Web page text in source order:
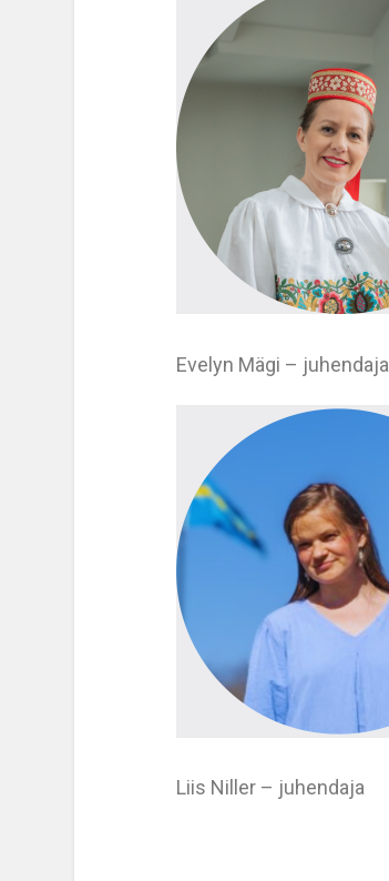
Evelyn Mägi – juhendaja
Liis Niller – juhendaja